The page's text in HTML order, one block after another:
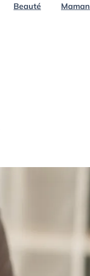
Beauté Maman